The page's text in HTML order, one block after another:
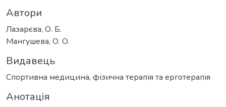
Автори
Лазарєва, О. Б.
Мангушева, О. О.
Видавець
Спортивна медицина, фізична терапія та ерготерапія
Анотація